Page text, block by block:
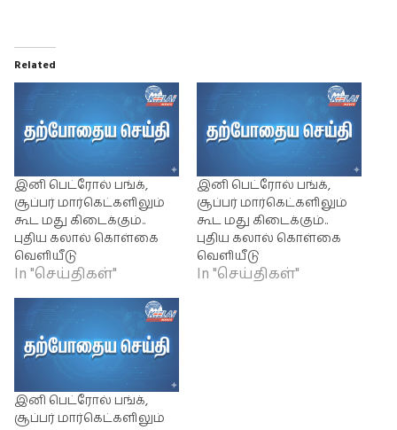
Related
இனி பெட்ரோல் பங்க்,
சூப்பர் மார்கெட்களிலும்
கூட மது கிடைக்கும்..
புதிய கலால் கொள்கை
வெளியீடு
In "செய்திகள்"
இனி பெட்ரோல் பங்க்,
சூப்பர் மார்கெட்களிலும்
கூட மது கிடைக்கும்..
புதிய கலால் கொள்கை
வெளியீடு
In "செய்திகள்"
இனி பெட்ரோல் பங்க்,
சூப்பர் மார்கெட்களிலும்